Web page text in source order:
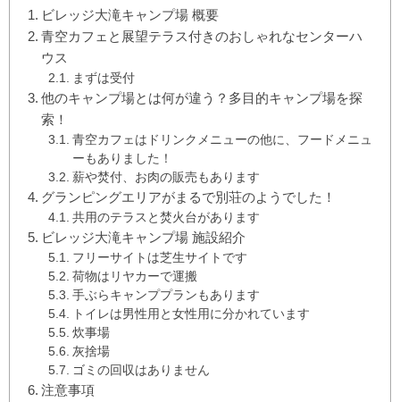
ビレッジ大滝キャンプ場 概要
青空カフェと展望テラス付きのおしゃれなセンターハ
ウス
まずは受付
他のキャンプ場とは何が違う？多目的キャンプ場を探
索！
青空カフェはドリンクメニューの他に、フードメニュ
ーもありました！
薪や焚付、お肉の販売もあります
グランピングエリアがまるで別荘のようでした！
共用のテラスと焚火台があります
ビレッジ大滝キャンプ場 施設紹介
フリーサイトは芝生サイトです
荷物はリヤカーで運搬
手ぶらキャンププランもあります
トイレは男性用と女性用に分かれています
炊事場
灰捨場
ゴミの回収はありません
注意事項